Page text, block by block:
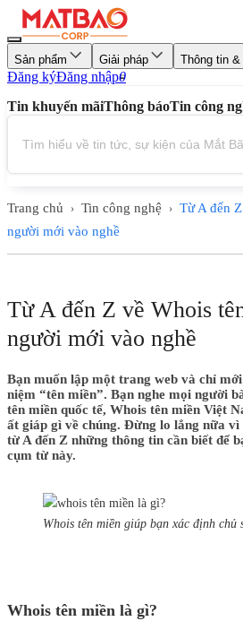
Sản phẩm Giải pháp Thông tin
Đăng kýĐăng nhập0
Tin khuyến mãiThông báoTin công
Trang chủ › Tin công nghệ › Từ A đến
người mới vào nghề
Từ A đến Z về Whois
người mới vào nghề
Bạn muốn lập một trang web và chỉ
niệm “tên miền”. Bạn nghe mọi người
tên miền quốc tế, Whois tên miền Việt
ất giáp gì về chúng. Đừng lo lắng nữa vì
từ A đến Z những thông tin cần biết để
cụm từ này.
Whois tên miền giúp bạn xác định chủ
Whois tên miền là gì?